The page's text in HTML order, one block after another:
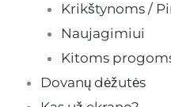
Krikštynoms /
Naujagimiui
Kitoms
Dovanų dėžutės